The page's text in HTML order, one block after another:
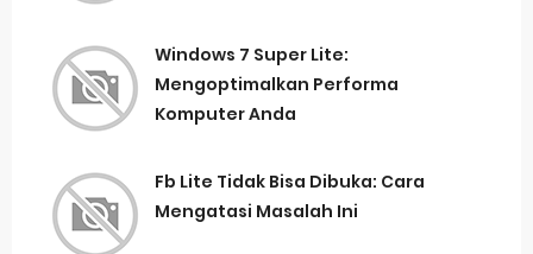
Windows 7 Super Lite:
Mengoptimalkan Performa
Komputer Anda
Fb Lite Tidak Bisa Dibuka: Cara
Mengatasi Masalah Ini